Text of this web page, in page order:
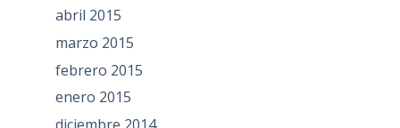
abril 2015
marzo 2015
febrero 2015
enero 2015